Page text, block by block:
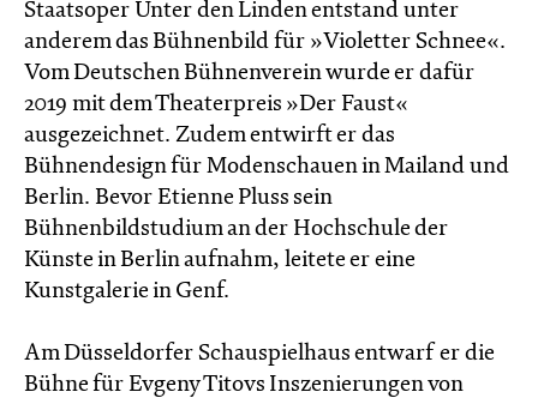
Staatsoper Unter den Linden entstand unter
anderem das Bühnenbild für »Violetter Schnee«.
Vom Deutschen Bühnenverein wurde er dafür
2019 mit dem Theaterpreis »Der Faust«
ausgezeichnet. Zudem entwirft er das
Bühnendesign für Modenschauen in Mailand und
Berlin. Bevor Etienne Pluss sein
Bühnenbildstudium an der Hochschule der
Künste in Berlin aufnahm, leitete er eine
Kunstgalerie in Genf.
Am Düsseldorfer Schauspielhaus entwarf er die
Bühne für Evgeny Titovs Inszenierungen von